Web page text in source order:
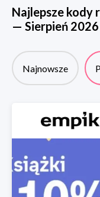
Najlepsze kody
— Sierpień 2026
Najnowsze